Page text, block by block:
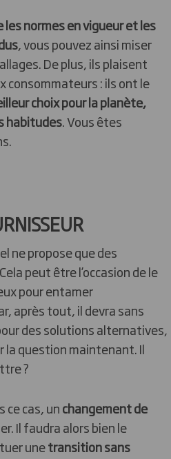
les normes en vigueur et les
, vous pouvez ainsi miser
De plus, ils plaisent
: ils ont le
choix pour la planète,
habitudes. Vous êtes
ne propose que des
peut être l’occasion de le
pour entamer
après tout, il devra sans
des solutions alternatives,
la question maintenant. Il
?
ce cas, unchangement de
Il faudra alors bien le
unetransition sans